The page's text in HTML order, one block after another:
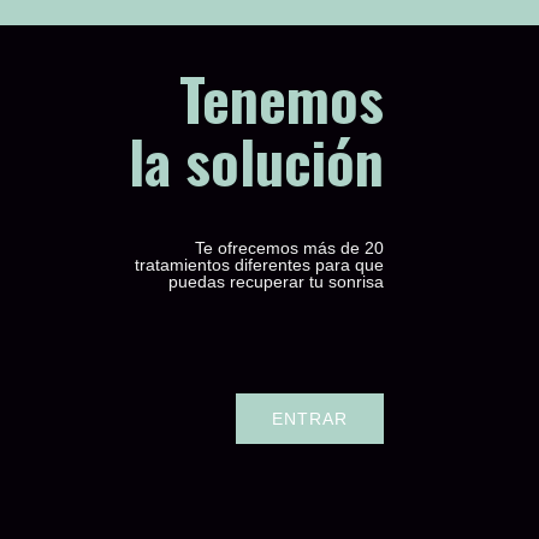
Tenemos
la solución
Te ofrecemos más de 20
tratamientos diferentes para que
puedas recuperar tu sonrisa
ENTRAR